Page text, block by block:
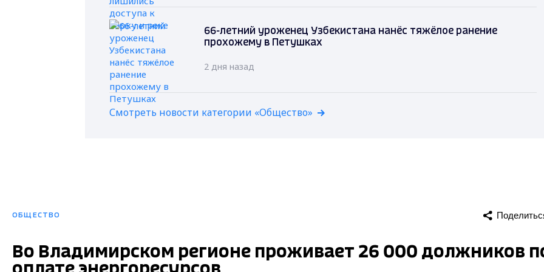
66-летний уроженец Узбекистана нанёс тяжёлое ранение
прохожему в Петушках
2 дня назад
Смотреть новости категории «Общество»
ОБЩЕСТВО
Во Владимирском регионе проживает 26 000 должников